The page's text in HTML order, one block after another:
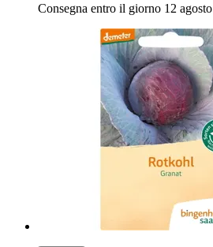
Consegna entro il giorno 12 agosto